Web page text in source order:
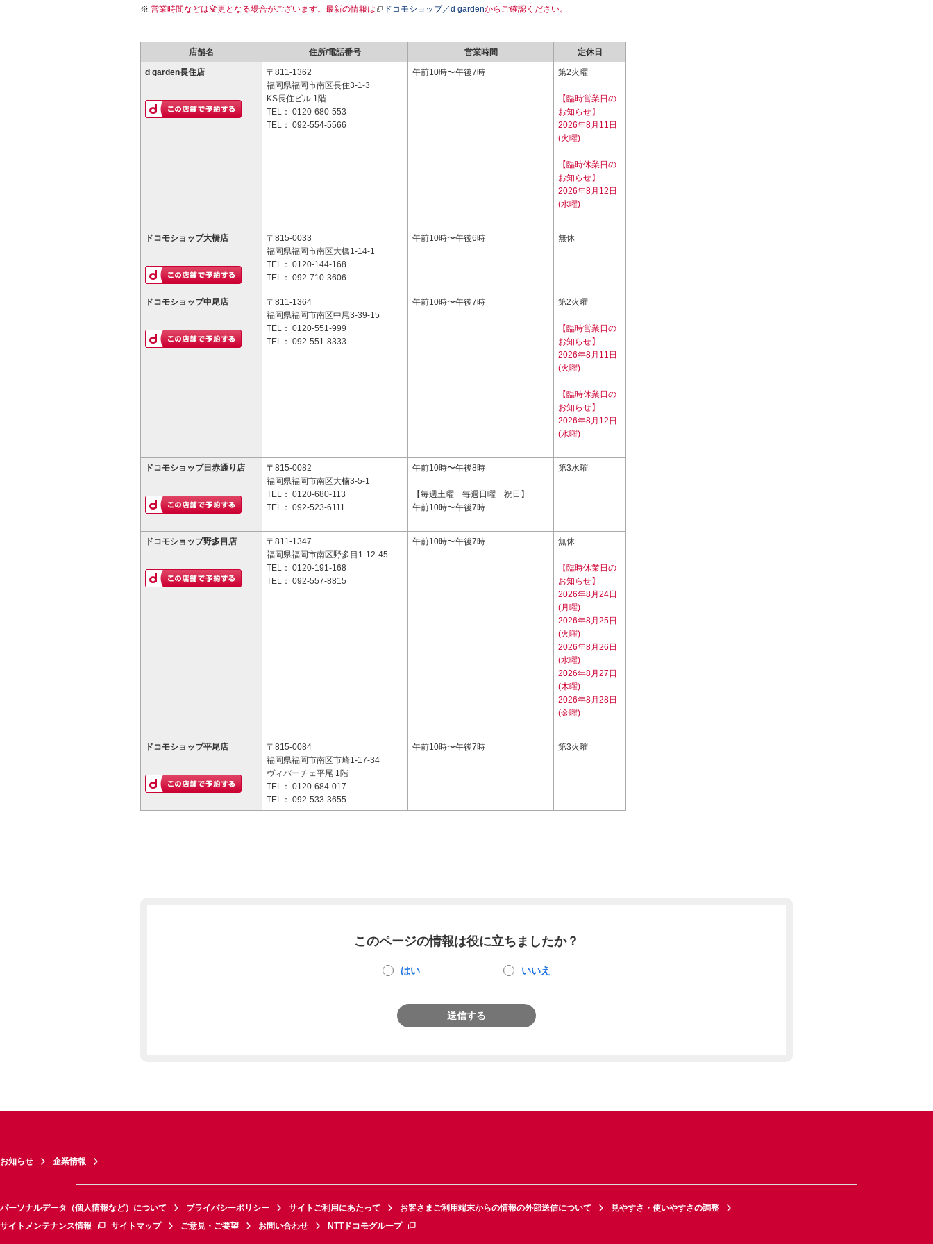
営業時間などは変更となる場合がございます。最新の情報は ドコモショップ／d gardenからご確認ください。
店舗名 住所/電話番号 営業時間 定休日
d garden長住店
〒811-1362
福岡県福岡市南区長住3-1-3
KS長住ビル 1階
TEL： 0120-680-553
TEL： 092-554-5566
午前10時〜午後7時 第2火曜
【臨時営業日の
お知らせ】
2026年8月11日
(火曜)
【臨時休業日の
お知らせ】
2026年8月12日
(水曜)
ドコモショップ大橋店
〒815-0033
福岡県福岡市南区大橋1-14-1
TEL： 0120-144-168
TEL： 092-710-3606
午前10時〜午後6時 無休
ドコモショップ中尾店
〒811-1364
福岡県福岡市南区中尾3-39-15
TEL： 0120-551-999
TEL： 092-551-8333
午前10時〜午後7時 第2火曜
【臨時営業日の
お知らせ】
2026年8月11日
(火曜)
【臨時休業日の
お知らせ】
2026年8月12日
(水曜)
ドコモショップ日赤通り店
〒815-0082
福岡県福岡市南区大楠3-5-1
TEL： 0120-680-113
TEL： 092-523-6111
午前10時〜午後8時
【毎週土曜 毎週日曜 祝日】
午前10時〜午後7時
第3水曜
ドコモショップ野多目店
〒811-1347
福岡県福岡市南区野多目1-12-45
TEL： 0120-191-168
TEL： 092-557-8815
午前10時〜午後7時 無休
【臨時休業日の
お知らせ】
2026年8月24日
(月曜)
2026年8月25日
(火曜)
2026年8月26日
(水曜)
2026年8月27日
(木曜)
2026年8月28日
(金曜)
ドコモショップ平尾店
〒815-0084
福岡県福岡市南区市崎1-17-34
ヴィバーチェ平尾 1階
TEL： 0120-684-017
TEL： 092-533-3655
午前10時〜午後7時 第3火曜
このページの情報は役に立ちましたか？
はい いいえ
送信する
お知らせ 企業情報
パーソナルデータ（個人情報など）について プライバシーポリシー サイトご利用にあたって お客さまご利用端末からの情報の外部送信について
見やすさ・使いやすさの調整
サイトメンテナンス情報
サイトマップ ご意見・ご要望 お問い合わせ NTTドコモグループ